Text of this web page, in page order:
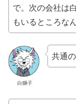
で。次の会社は
もいるところな
白獅子
共通